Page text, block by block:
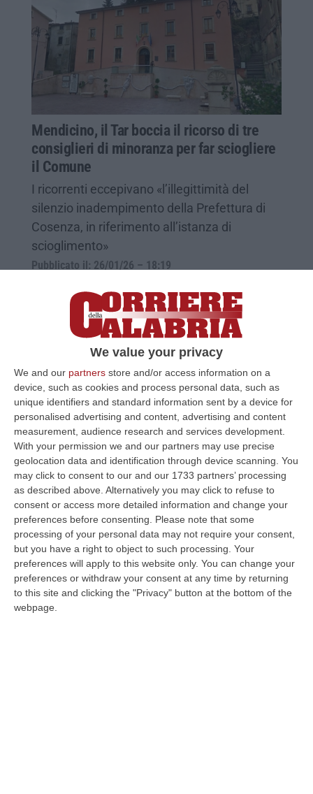
We value your privacy
We and our partners store and/or access information on a
device, such as cookies and process personal data, such as
unique identifiers and standard information sent by a device for
personalised advertising and content, advertising and content
measurement, audience research and services development.
With your permission we and our partners may use precise
geolocation data and identification through device scanning. You
may click to consent to our and our 1733 partners’ processing
as described above. Alternatively you may click to refuse to
consent or access more detailed information and change your
preferences before consenting.
Please note that some
processing of your personal data may not require your consent,
but you have a right to object to such processing. Your
preferences will apply to this website only. You can change your
preferences or withdraw your consent at any time by returning
to this site and clicking the "Privacy" button at the bottom of the
webpage.
Mendicino, il Tar boccia il ricorso di tre
consiglieri di minoranza per far sciogliere
il Comune
I ricorrenti eccepivano «l’illegittimità del
silenzio inadempimento della Prefettura di
Cosenza, in riferimento all’istanza di
scioglimento»
Pubblicato il: 26/01/26 – 18:19
Mendicino, ricorso di tre consiglieri di
minoranza per far sciogliere il Comune
In sei segnalano la violazione dei termini
perentori nell’approvazione dell’ipotesi di
bilancio stabilmente riequilibrato. Il Viminale
aveva già soll…
Pubblicato il: 28/10/25 – 12:38